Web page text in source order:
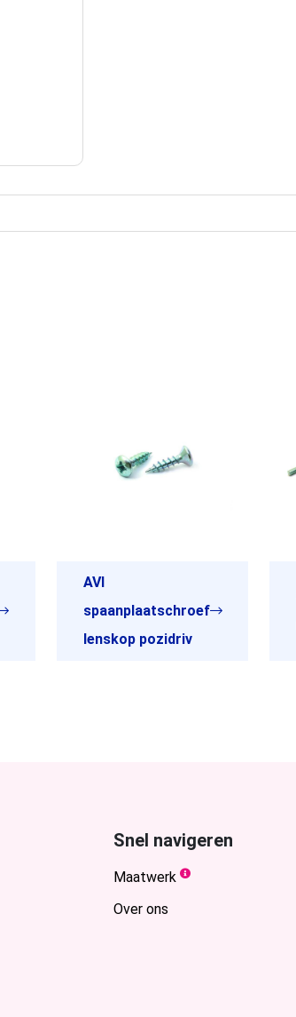
AVI
spaanplaatschroef
lenskop pozidriv
Snel navigeren
Maatwerk
Over ons